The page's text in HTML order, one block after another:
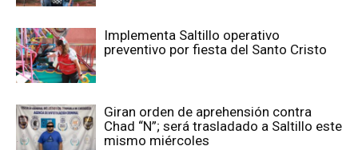
Implementa Saltillo operativo
preventivo por fiesta del Santo Cristo
Giran orden de aprehensión contra
Chad “N”; será trasladado a Saltillo este
mismo miércoles